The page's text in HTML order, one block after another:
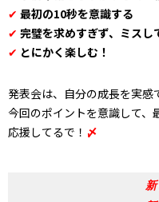
✔ 最初の10秒を意識する
✔ 完璧を求めすぎず、ミスし
✔ とにかく楽しむ！
発表会は、自分の成長を実感
今回のポイントを意識して、
応援してるで！ 〆
新